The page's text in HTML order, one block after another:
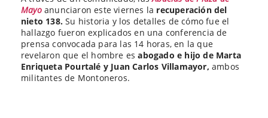
entrada
entrada
Mayo anunciaron este viernes la recuperación del
nieto 138. Su historia y los detalles de cómo fue el
hallazgo fueron explicados en una conferencia de
prensa convocada para las 14 horas, en la que
revelaron que el hombre esabogado e hijo de Marta
Enriqueta Pourtalé y Juan Carlos Villamayor, ambos
militantes de Montoneros.